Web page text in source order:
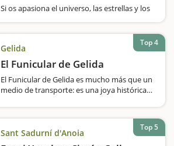
Si os apasiona el universo, las estrellas y los
situado en el antiguo edificio de Can Tòfol,
junto a la Escuela de Naturaleza de Can
Grau. El…
Gelida
El Funicular de Gelida
El Funicular de Gelida es mucho más que un
medio de transporte: es una joya histórica
ingeniero Santiago Rubió y Tudurí,
conectaba la estación…
Top 4
Sant Sadurní d'Anoia
Top 5